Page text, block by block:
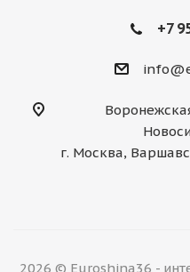
+7
г. Москва,
2026 © Euroshina36 -